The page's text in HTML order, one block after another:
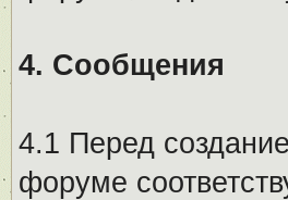
4. Сообщения
4.1 Перед
форуме